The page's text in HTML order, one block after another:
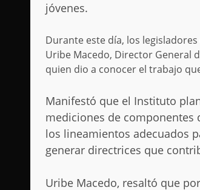
jóvenes.
Durante este día, los
Uribe Macedo, Director General
quien dio a conocer el trabajo
Manifestó que el Instituto
mediciones de componentes
los lineamientos adecuados
generar directrices que
Uribe Macedo, resaltó que